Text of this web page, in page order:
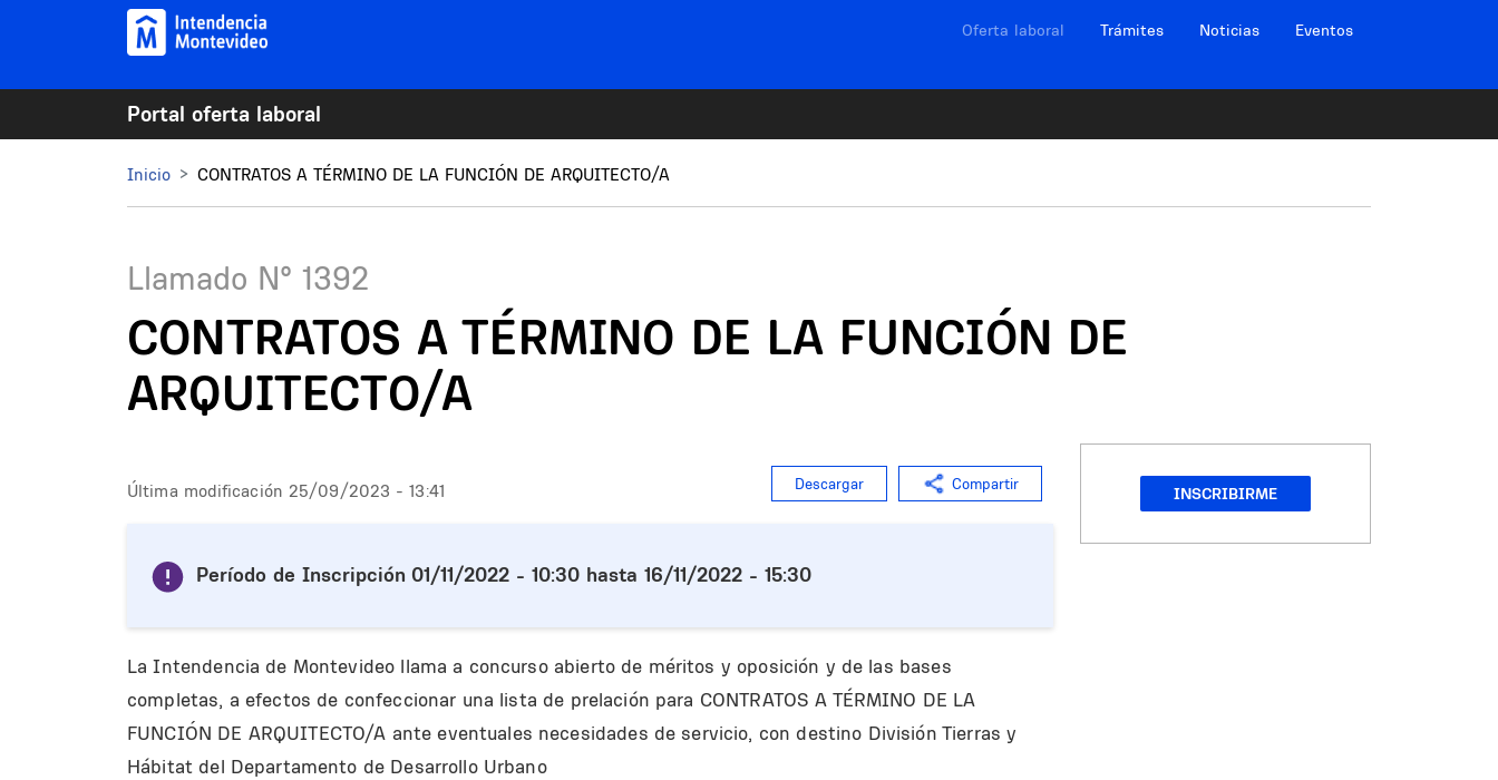
Pasar al contenido principal Navegación sitios
Oferta laboral Trámites Noticias Eventos
Portal oferta laboral
Mi Montevideo
Inicio CONTRATOS A TÉRMINO DE LA FUNCIÓN DE ARQUITECTO/A
Llamado N° 1392
CONTRATOS A TÉRMINO DE LA FUNCIÓN DE
ARQUITECTO/A
Última modificación 25/09/2023 - 13:41 Compartir
Descargar
Período de Inscripción 01/11/2022 - 10:30 hasta 16/11/2022 - 15:30
La Intendencia de Montevideo llama a concurso abierto de méritos y oposición y de las bases
completas, a efectos de confeccionar una lista de prelación para CONTRATOS A TÉRMINO DE LA
FUNCIÓN DE ARQUITECTO/A ante eventuales necesidades de servicio, con destino División Tierras y
Hábitat del Departamento de Desarrollo Urbano
INSCRIBIRME